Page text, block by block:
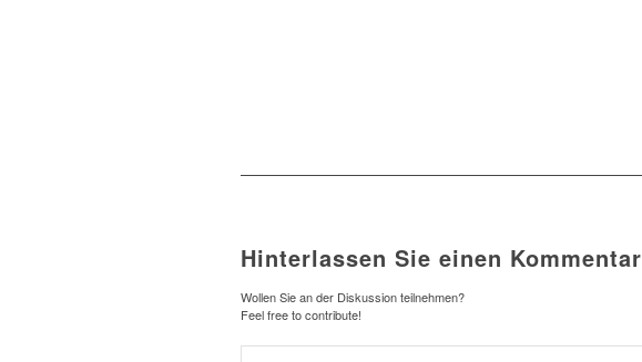
Hinterlassen Sie einen Kommentar
Wollen Sie an der Diskussion teilnehmen?
Feel free to contribute!